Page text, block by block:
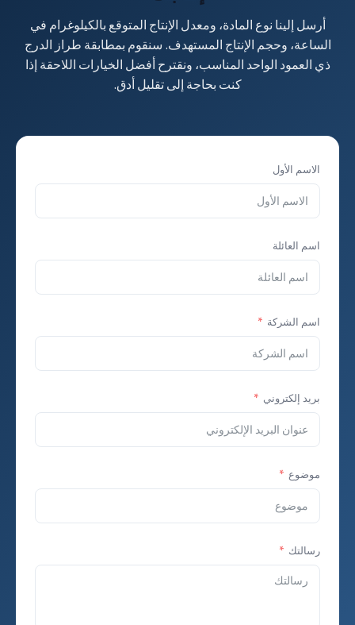
أرسل إلينا نوع المادة، ومعدل الإنتاج المتوقع بالكيلوغرام في
الساعة، وحجم الإنتاج المستهدف. سنقوم بمطابقة طراز الدرج
ذي العمود الواحد المناسب، ونقترح أفضل الخيارات اللاحقة إذا
كنت بحاجة إلى تقليل أدق.
الاسم الأول
اسم العائلة
اسم الشركة
بريد إلكتروني
موضوع
رسالتك